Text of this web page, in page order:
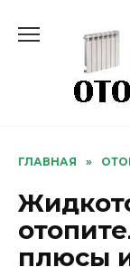
ГЛАВНАЯ »
плюсы